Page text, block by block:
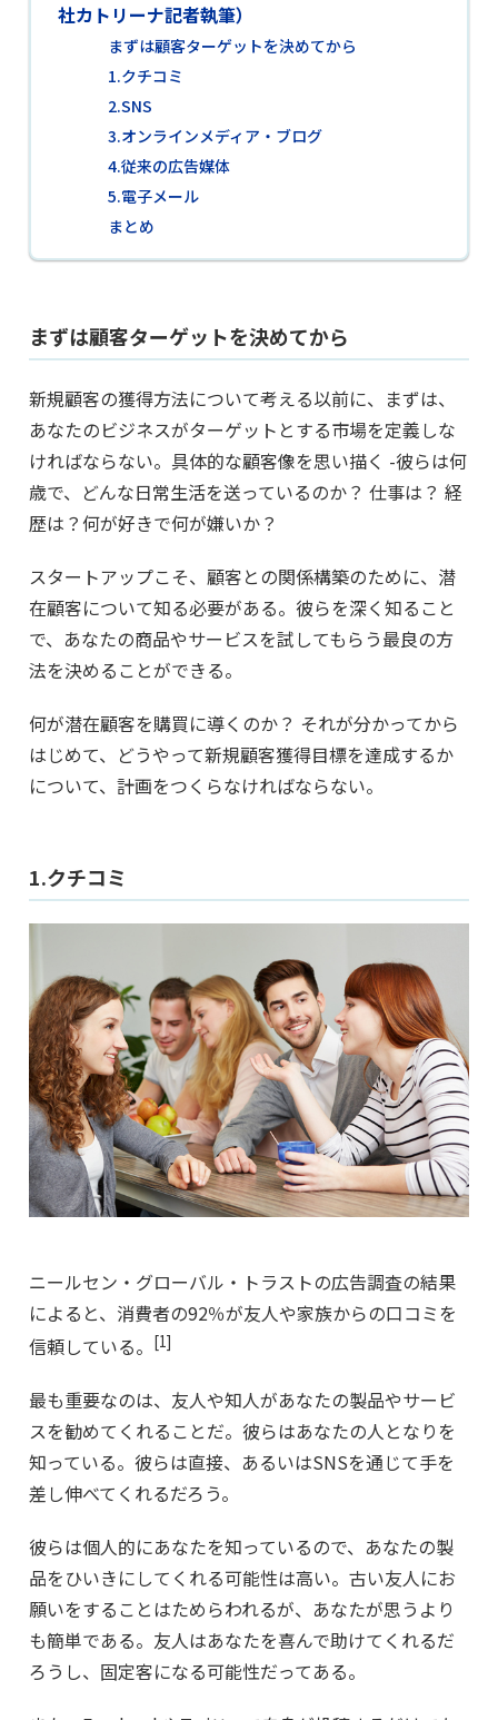
社カトリーナ記者執筆）
まずは顧客ターゲットを決めてから
1.クチコミ
2.SNS
3.オンラインメディア・ブログ
4.従来の広告媒体
5.電子メール
まとめ
まずは顧客ターゲットを決めてから
新規顧客の獲得方法について考える以前に、まずは、
あなたのビジネスがターゲットとする市場を定義しな
ければならない。具体的な顧客像を思い描く -彼らは何
歳で、どんな日常生活を送っているのか？ 仕事は？ 経
歴は？何が好きで何が嫌いか？
スタートアップこそ、顧客との関係構築のために、潜
在顧客について知る必要がある。彼らを深く知ること
で、あなたの商品やサービスを試してもらう最良の方
法を決めることができる。
何が潜在顧客を購買に導くのか？ それが分かってから
はじめて、どうやって新規顧客獲得目標を達成するか
について、計画をつくらなければならない。
1.クチコミ
ニールセン・グローバル・トラストの広告調査の結果
によると、消費者の92％が友人や家族からの口コミを
信頼している。 [1]
最も重要なのは、友人や知人があなたの製品やサービ
スを勧めてくれることだ。彼らはあなたの人となりを
知っている。彼らは直接、あるいはSNSを通じて手を
差し伸べてくれるだろう。
彼らは個人的にあなたを知っているので、あなたの製
品をひいきにしてくれる可能性は高い。古い友人にお
願いをすることはためらわれるが、あなたが思うより
も簡単である。友人はあなたを喜んで助けてくれるだ
ろうし、固定客になる可能性だってある。